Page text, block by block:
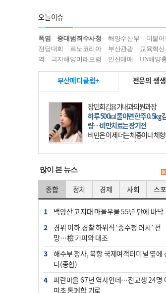
오늘이슈
폭염 중대범죄수사청 해양수산부
더불
전당대회
르노코리아 부산관광
교육혁
역
극지해양미래포럼 인신매매 UN해양
부산메디클럽+ 전문의 생
장민희김용기내과의원과장
하루 500㎉ 줄이면 한주 0.5㎏
량…비만치료는 장기전
비만은 이제 더는 체중이나 체
제가 아니다. 하나의 질병으로
하고 치료와 관리를 해야 한다.
많이 본 뉴스
종합 정치 경제 사회 스
1
백양산 고지대 마을우물 55년 만에 바닥
2
경위 이하 경찰 하위직 ‘중수청 러시’ 전
망…檢 기피와 대조
3
해수부 청사, 북항 국제여객터미널 옆에
다(종합)
4
피란마을 67년 역사인데…전교생 24명
미초 통폐합 기로